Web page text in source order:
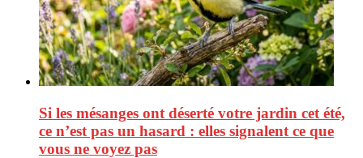
Si les mésanges ont déserté votre jardin cet été,
ce n’est pas un hasard : elles signalent ce que
vous ne voyez pas